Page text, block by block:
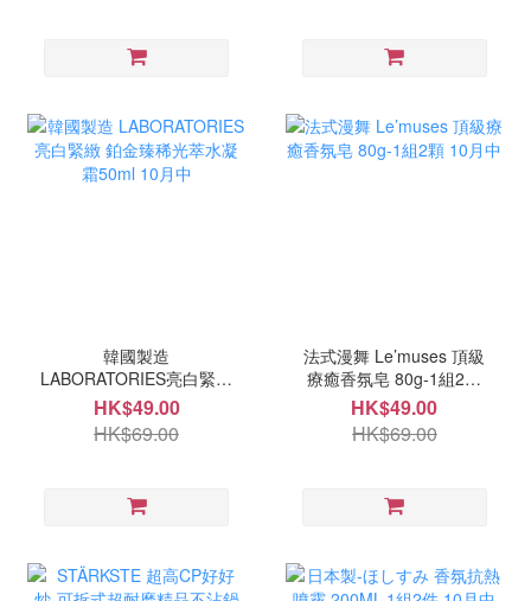
韓國製造
LABORATORIES亮白緊緻
鉑金臻稀光萃水凝霜50ml
10月中
HK$49.00
HK$69.00
法式漫舞 Le’muses 頂級
療癒香氛皂 80g-1組2顆
10月中
HK$49.00
HK$69.00